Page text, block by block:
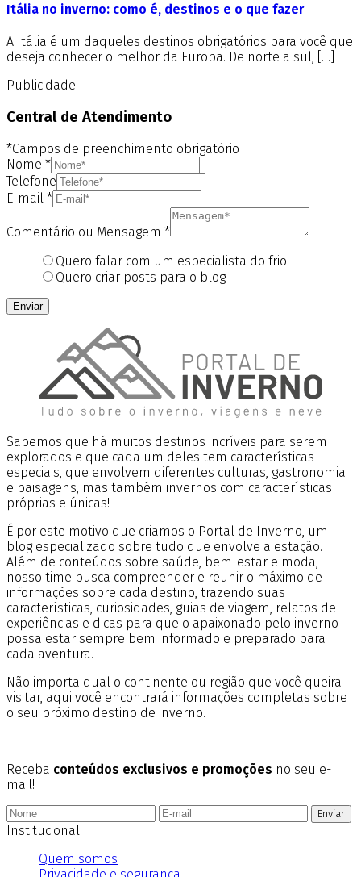
Itália no inverno: como é, destinos e o que fazer
A Itália é um daqueles destinos obrigatórios para você que
deseja conhecer o melhor da Europa. De norte a sul, […]
Publicidade
Central de Atendimento
*Campos de preenchimento obrigatório
Nome *
Telefone
E-mail *
Comentário ou Mensagem *
Quero falar com um especialista do frio
Quero criar posts para o blog
Enviar
Sabemos que há muitos destinos incríveis para serem
explorados e que cada um deles tem características
especiais, que envolvem diferentes culturas, gastronomia
e paisagens, mas também invernos com características
próprias e únicas!
É por este motivo que criamos o Portal de Inverno, um
blog especializado sobre tudo que envolve a estação.
Além de conteúdos sobre saúde, bem-estar e moda,
nosso time busca compreender e reunir o máximo de
informações sobre cada destino, trazendo suas
características, curiosidades, guias de viagem, relatos de
experiências e dicas para que o apaixonado pelo inverno
possa estar sempre bem informado e preparado para
cada aventura.
Não importa qual o continente ou região que você queira
visitar, aqui você encontrará informações completas sobre
o seu próximo destino de inverno.
Receba conteúdos exclusivos e promoções no seu e-
mail!
Enviar
Institucional
Quem somos